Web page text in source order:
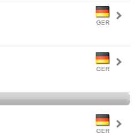
GER
GER
GER